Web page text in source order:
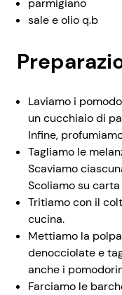
parmigiano
sale e olio q.b
Laviamo i
un cucchiaio di
Infine,
Tagliamo le
Scaviamo
Scoliamo su
Tritiamo con il
cucina.
Mettiamo la
denocciolate e
anche i
Farciamo le